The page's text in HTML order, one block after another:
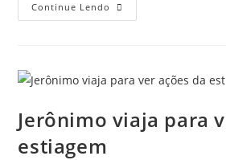
Continue Lendo
Jerônimo viaja para
estiagem